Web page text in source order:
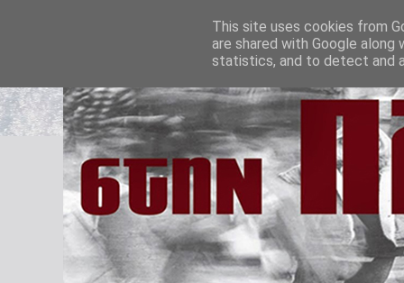
This site uses cookies from
are shared with Google
statistics, and to detect and